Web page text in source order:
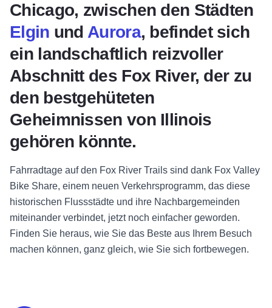
Chicago, zwischen den Städten
Elgin und Aurora, befindet sich
ein landschaftlich reizvoller
Abschnitt des Fox River, der zu
den bestgehüteten
Geheimnissen von Illinois
gehören könnte.
Fahrradtage auf den Fox River Trails sind dank Fox Valley
Bike Share, einem neuen Verkehrsprogramm, das diese
historischen Flussstädte und ihre Nachbargemeinden
miteinander verbindet, jetzt noch einfacher geworden.
Finden Sie heraus, wie Sie das Beste aus Ihrem Besuch
machen können, ganz gleich, wie Sie sich fortbewegen.